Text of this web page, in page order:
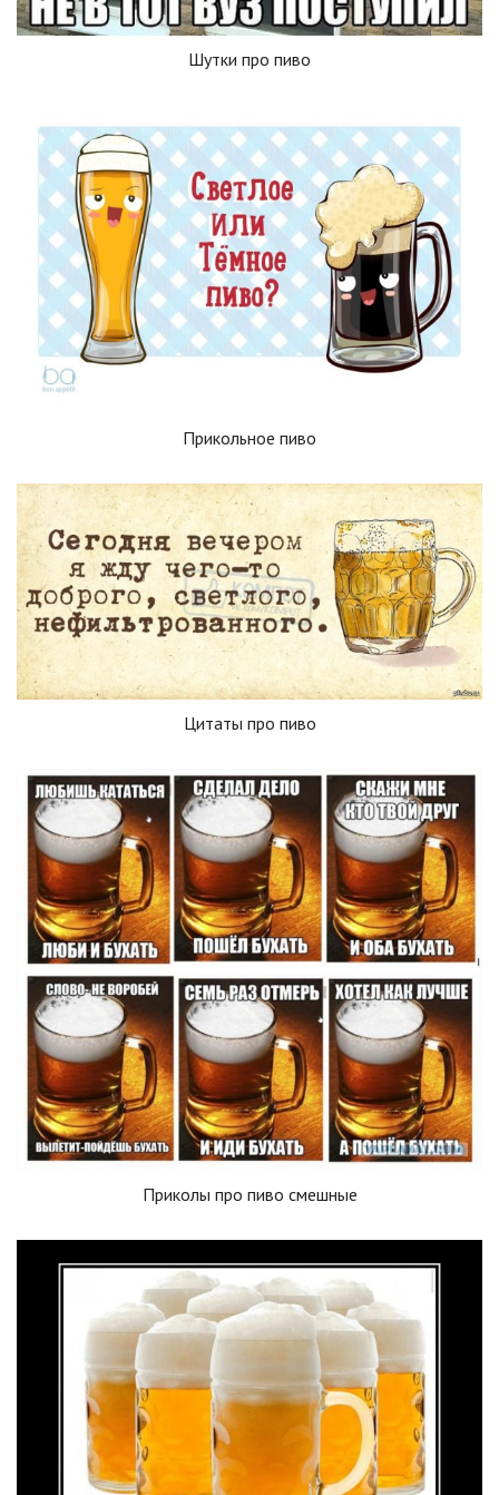
Шутки про пиво
Прикольное пиво
Цитаты про пиво
Приколы про пиво смешные